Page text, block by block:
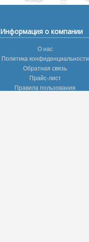
Информация о компании
О нас
Политика конфиденциальности
Обратная связь
Прайс-лист
Правила пользования